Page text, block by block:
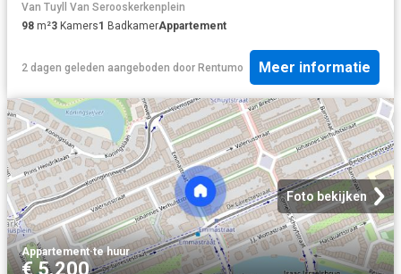
Van Tuyll Van Serooskerkenplein
98 m²3 Kamers1 BadkamerAppartement
2 dagen geleden aangeboden door Rentumo Meer informatie
Foto bekijken
Appartement·te huur
€ 5.200